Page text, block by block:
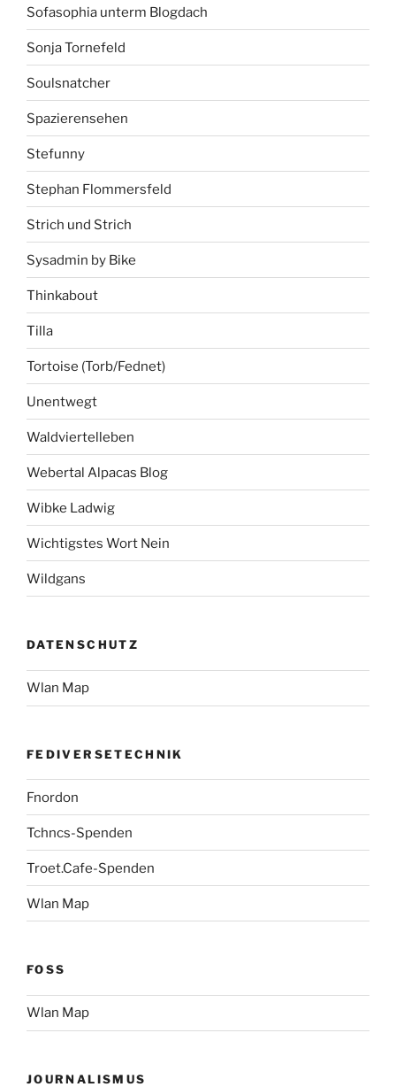
Sofasophia unterm Blogdach
Sonja Tornefeld
Soulsnatcher
Spazierensehen
Stefunny
Stephan Flommersfeld
Strich und Strich
Sysadmin by Bike
Thinkabout
Tilla
Tortoise (Torb/Fednet)
Unentwegt
Waldviertelleben
Webertal Alpacas Blog
Wibke Ladwig
Wichtigstes Wort Nein
Wildgans
DATENSCHUTZ
Wlan Map
FEDIVERSETECHNIK
Fnordon
Tchncs-Spenden
Troet.Cafe-Spenden
Wlan Map
FOSS
Wlan Map
JOURNALISMUS